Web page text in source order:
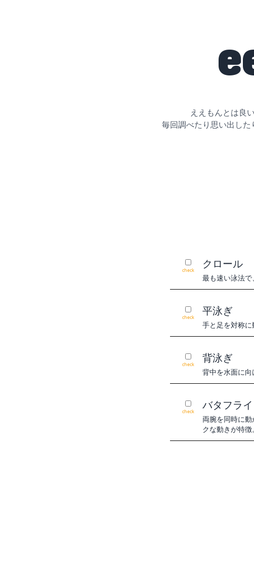
ええもんとは良
毎回調べたり思い出した
check クロール
最も速い泳法で
check 平泳ぎ
手と足を対称に
check 背泳ぎ
背中を水面に向
check バタフライ
両腕を同時に
クな動きが特徴。